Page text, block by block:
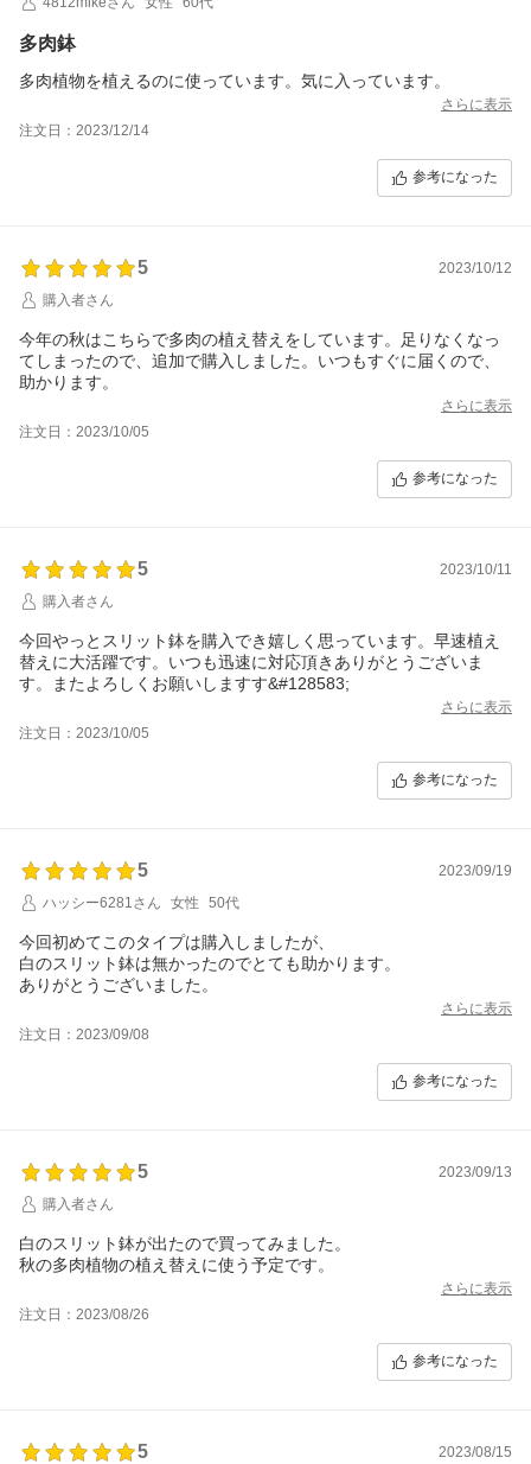
多肉鉢
多肉植物を植えるのに使っています。気に入っています。
さらに表示
注文日：2023/12/14
参考になった
5
2023/10/12
購入者さん
今年の秋はこちらで多肉の植え替えをしています。足りなくなっ
てしまったので、追加で購入しました。いつもすぐに届くので、
助かります。
さらに表示
注文日：2023/10/05
参考になった
5
2023/10/11
購入者さん
今回やっとスリット鉢を購入でき嬉しく思っています。早速植え
替えに大活躍です。いつも迅速に対応頂きありがとうございま
す。またよろしくお願いしますす&#128583;
さらに表示
注文日：2023/10/05
参考になった
5
2023/09/19
ハッシー6281さん
女性 50代
今回初めてこのタイプは購入しましたが、
白のスリット鉢は無かったのでとても助かります。
ありがとうございました。
さらに表示
注文日：2023/09/08
参考になった
5
2023/09/13
購入者さん
白のスリット鉢が出たので買ってみました。
秋の多肉植物の植え替えに使う予定です。
さらに表示
注文日：2023/08/26
参考になった
5
2023/08/15